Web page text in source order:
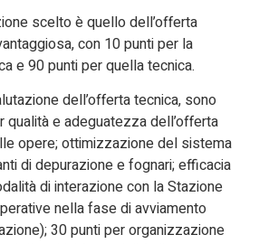
scelto è quello dell’offerta
con 10 punti per la
e 90 punti per quella tecnica.
dell’offerta tecnica, sono
qualità e adeguatezza dell’offerta
opere; ottimizzazione del sistema
di depurazione e fognari; efficacia
di interazione con la Stazione
nella fase di avviamento
30 punti per organizzazione